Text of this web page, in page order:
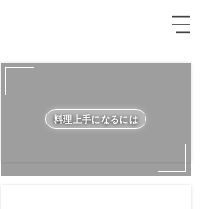
料理上手になるには